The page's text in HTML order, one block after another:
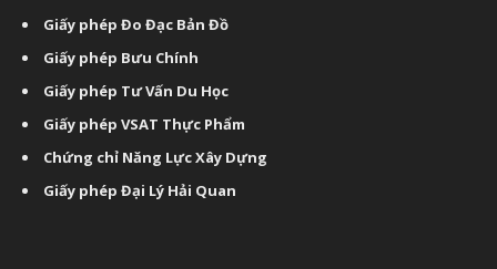
Giấy phép Đo Đạc Bản Đồ
Giấy phép Bưu Chính
Giấy phép Tư Vấn Du Học
Giấy phép VSAT Thực Phẩm
Chứng chỉ Năng Lực Xây Dựng
Giấy phép Đại Lý Hải Quan